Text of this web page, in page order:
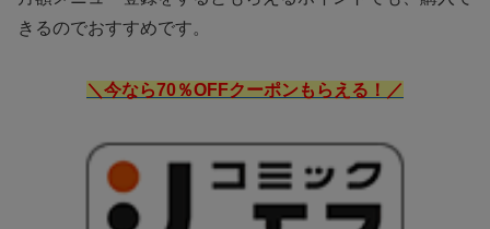
きるのでおすすめです。
＼今なら70％OFFクーポンもらえる！／